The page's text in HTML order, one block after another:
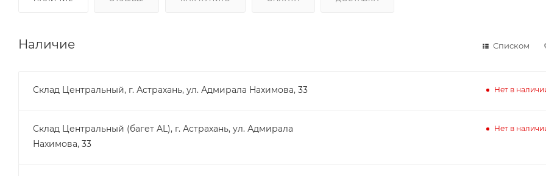
Наличие Списком
Склад Центральный, г. Астрахань, ул. Адмирала Нахимова, 33 Нет в
Склад Центральный (багет AL), г. Астрахань, ул. Адмирала
Нахимова, 33
Нет в